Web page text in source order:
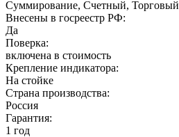
Суммирование, Счетный, Торговый
Внесены в госреестр РФ:
Да
Поверка:
включена в стоимость
Крепление индикатора:
На стойке
Страна производства:
Россия
Гарантия:
1 год